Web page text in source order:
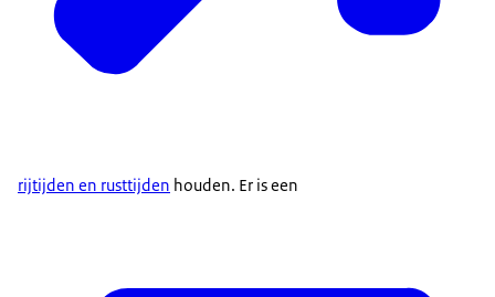
rijtijden en rusttijden houden. Er is een